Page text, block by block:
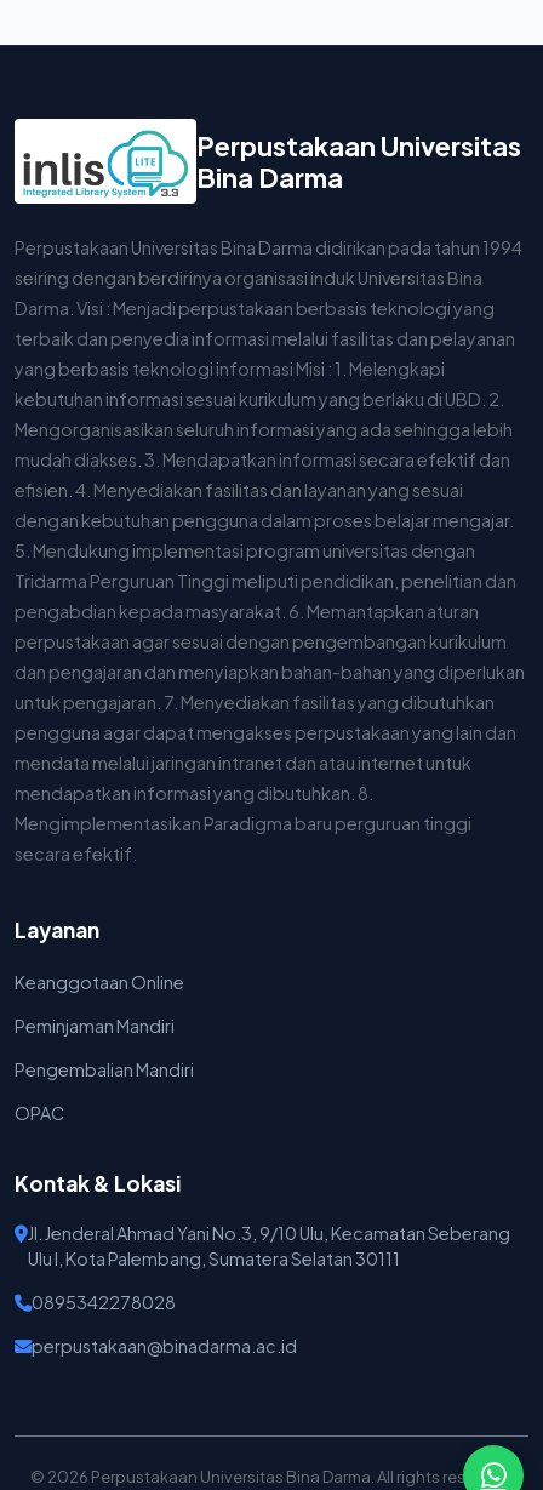
Perpustakaan Universitas
Bina Darma
Perpustakaan Universitas Bina Darma didirikan pada tahun 1994
seiring dengan berdirinya organisasi induk Universitas Bina
Darma. Visi : Menjadi perpustakaan berbasis teknologi yang
terbaik dan penyedia informasi melalui fasilitas dan pelayanan
yang berbasis teknologi informasi Misi : 1. Melengkapi
kebutuhan informasi sesuai kurikulum yang berlaku di UBD. 2.
Mengorganisasikan seluruh informasi yang ada sehingga lebih
mudah diakses. 3. Mendapatkan informasi secara efektif dan
efisien. 4. Menyediakan fasilitas dan layanan yang sesuai
dengan kebutuhan pengguna dalam proses belajar mengajar.
5. Mendukung implementasi program universitas dengan
Tridarma Perguruan Tinggi meliputi pendidikan, penelitian dan
pengabdian kepada masyarakat. 6. Memantapkan aturan
perpustakaan agar sesuai dengan pengembangan kurikulum
dan pengajaran dan menyiapkan bahan-bahan yang diperlukan
untuk pengajaran. 7. Menyediakan fasilitas yang dibutuhkan
pengguna agar dapat mengakses perpustakaan yang lain dan
mendata melalui jaringan intranet dan atau internet untuk
mendapatkan informasi yang dibutuhkan. 8.
Mengimplementasikan Paradigma baru perguruan tinggi
secara efektif.
Layanan
Keanggotaan Online
Peminjaman Mandiri
Pengembalian Mandiri
OPAC
Kontak & Lokasi
Jl. Jenderal Ahmad Yani No.3, 9/10 Ulu, Kecamatan Seberang
Ulu I, Kota Palembang, Sumatera Selatan 30111
0895342278028
perpustakaan@binadarma.ac.id
© 2026 Perpustakaan Universitas Bina Darma. All rights reserved.